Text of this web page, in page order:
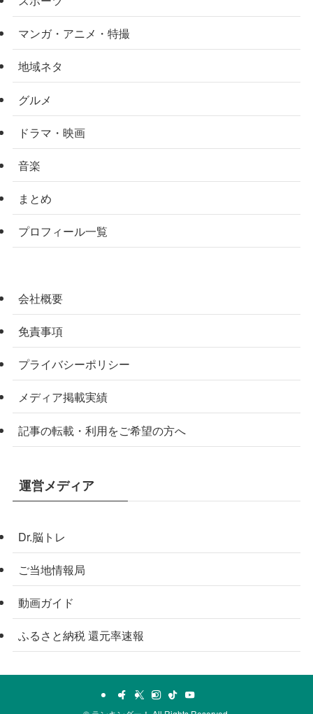
マンガ・アニメ・特撮
地域ネタ
グルメ
ドラマ・映画
音楽
まとめ
プロフィール一覧
会社概要
免責事項
プライバシーポリシー
メディア掲載実績
記事の転載・利用をご希望の方へ
運営メディア
Dr.脳トレ
ご当地情報局
動画ガイド
ふるさと納税 還元率速報